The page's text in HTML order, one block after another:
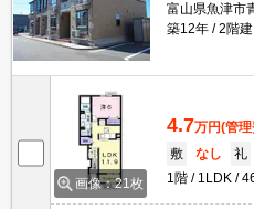
富山県魚津市
築12年
2階建
画像：21枚
4.7万円(管
敷
なし 礼
1階
1LDK